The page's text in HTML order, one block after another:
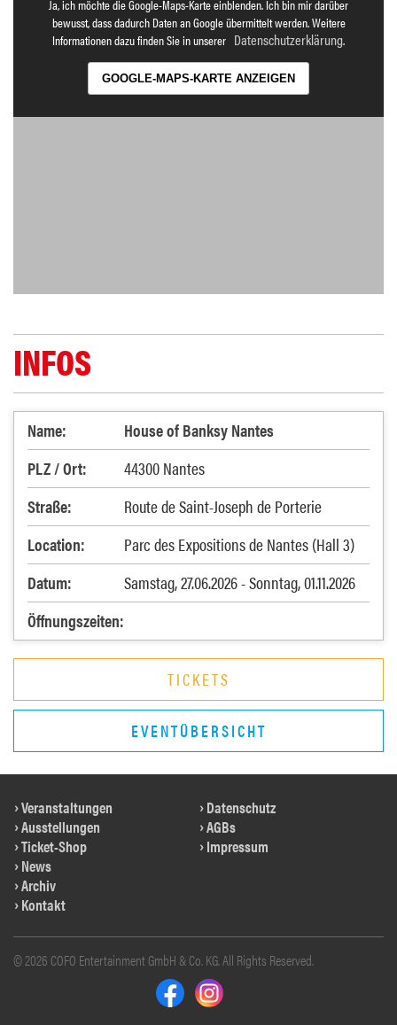
Ja, ich möchte die Google-Maps-Karte einblenden. Ich bin mir darüber
bewusst, dass dadurch Daten an Google übermittelt werden. Weitere
Informationen dazu finden Sie in unserer Datenschutzerklärung.
GOOGLE-MAPS-KARTE ANZEIGEN
INFOS
Name:
House of Banksy Nantes
PLZ / Ort:
44300 Nantes
Straße:
Route de Saint-Joseph de Porterie
Location:
Parc des Expositions de Nantes (Hall 3)
Datum:
Samstag, 27.06.2026 - Sonntag, 01.11.2026
Öffnungszeiten:
TICKETS
EVENTÜBERSICHT
Veranstaltungen
Ausstellungen
Ticket-Shop
News
Archiv
Kontakt
Datenschutz
AGBs
Impressum
© 2026 COFO Entertainment GmbH & Co. KG. All Rights Reserved.